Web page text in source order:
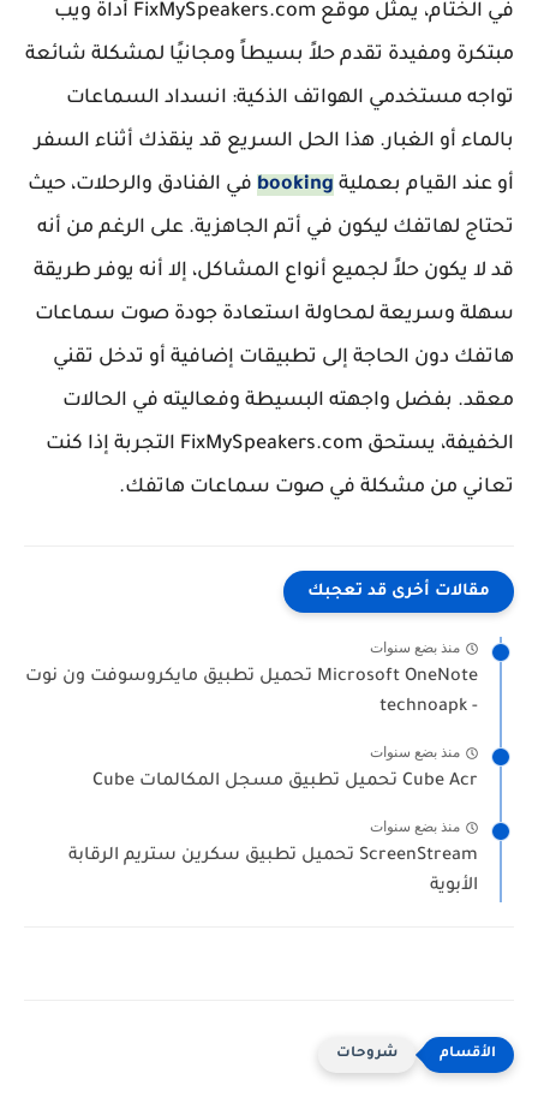
في الختام، يمثل موقع FixMySpeakers.com أداة ويب
مبتكرة ومفيدة تقدم حلاً بسيطاً ومجانيًا لمشكلة شائعة
تواجه مستخدمي الهواتف الذكية: انسداد السماعات
بالماء أو الغبار. هذا الحل السريع قد ينقذك أثناء السفر
أو عند القيام بعملية booking في الفنادق والرحلات، حيث
تحتاج لهاتفك ليكون في أتم الجاهزية. على الرغم من أنه
قد لا يكون حلاً لجميع أنواع المشاكل، إلا أنه يوفر طريقة
سهلة وسريعة لمحاولة استعادة جودة صوت سماعات
هاتفك دون الحاجة إلى تطبيقات إضافية أو تدخل تقني
معقد. بفضل واجهته البسيطة وفعاليته في الحالات
الخفيفة، يستحق FixMySpeakers.com التجربة إذا كنت
تعاني من مشكلة في صوت سماعات هاتفك.
مقالات أخرى قد تعجبك
منذ بضع سنوات
Microsoft OneNote تحميل تطبيق مايكروسوفت ون نوت
- technoapk
منذ بضع سنوات
Cube Acr تحميل تطبيق مسجل المكالمات Cube
منذ بضع سنوات
ScreenStream تحميل تطبيق سكرين ستريم الرقابة
الأبوية
شروحات